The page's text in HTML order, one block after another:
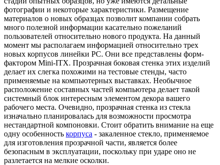
фотографии и некоторые характеристики. Размещение
материалов о новых образцах позволит компании собрать
много полезной информации касательно пожеланий
пользователей относительно нового продукта. На данный
момент мы располагаем информацией относительно трех
новых корпусов линейки PC. Они все представлены форм-
фактором Mini-ITX. Прозрачная боковая стенка этих изделий
делает их слегка похожими на тестовые стенды, часто
применяемые на компьютерных выставках. Необычное
расположение составных частей компьютера делает такой
системный блок интересным элементом декора вашего
рабочего места. Очевидно, прозрачная стенка из стекла
изначально планировалась для возможности просмотра
нестандартной компоновки. Стоит обратить внимание на еще
одну особенность корпуса - закаленное стекло, применяемое
для изготовления прозрачной части, является более
безопасным в эксплуатации, поскольку при ударе оно не
разлетается на мелкие осколки.